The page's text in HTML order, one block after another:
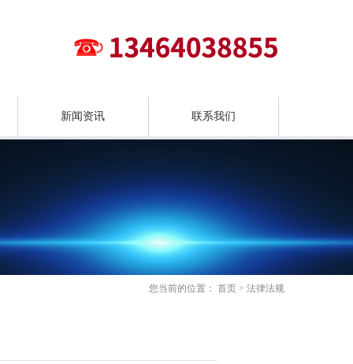
新闻资讯 联系我们
您当前的位置： 首页 > 法律法规